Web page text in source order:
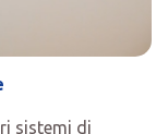
sistemi di